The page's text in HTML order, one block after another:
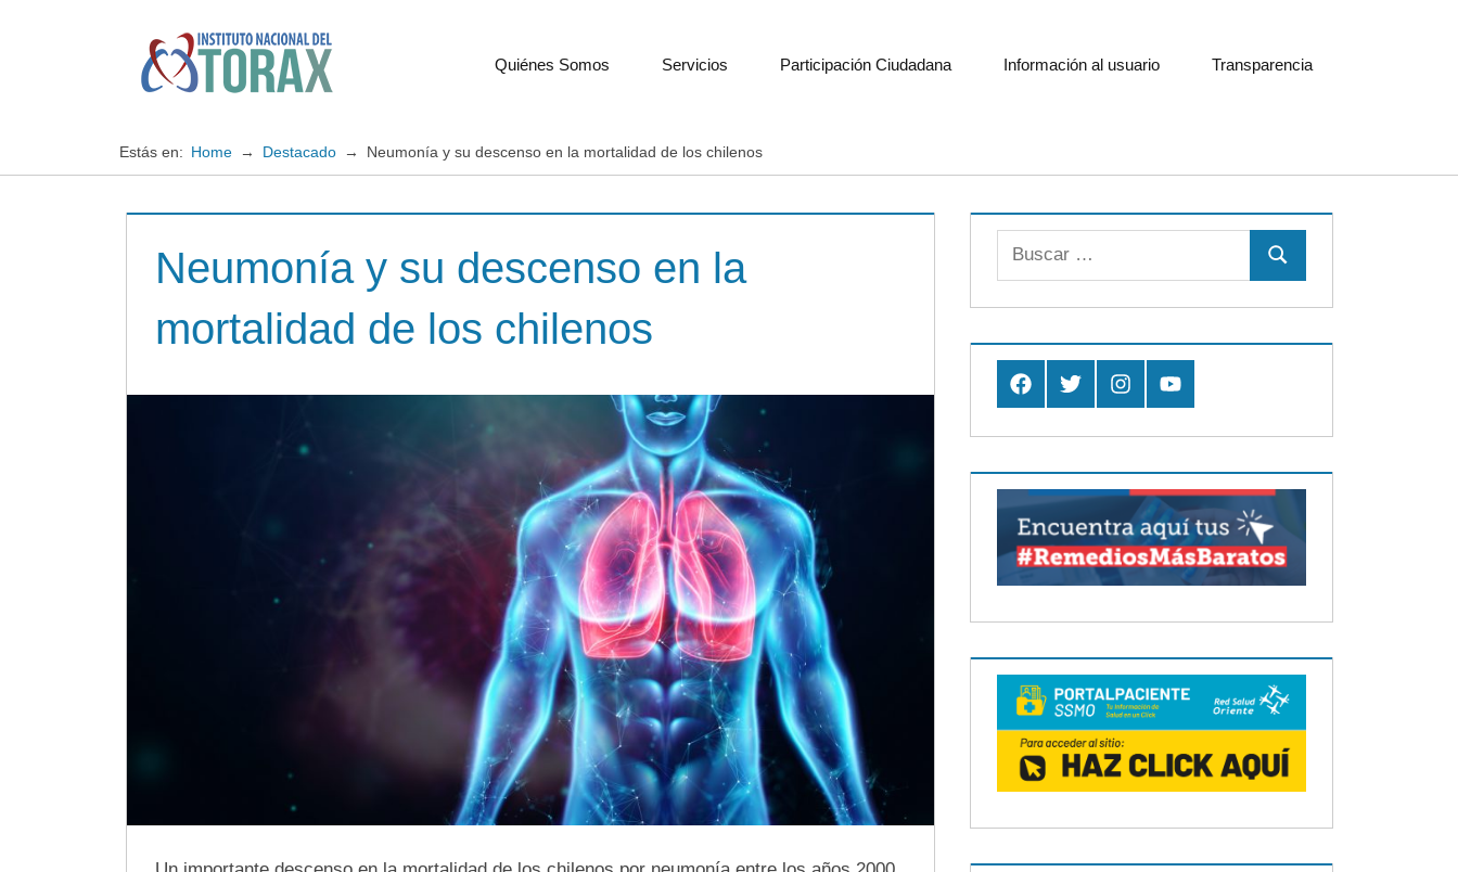
Instituto
Nacional
del
TORAX
Especialistas
cardiopulmonares
Quiénes Somos Servicios Participación Ciudadana Información al usuario Transparencia
Estás en: Home Destacado Neumonía y su descenso en la mortalidad de los chilenos
Neumonía y su descenso en la
mortalidad de los chilenos
Buscar:
Buscar
FacebookTwitter InstagramYoutube